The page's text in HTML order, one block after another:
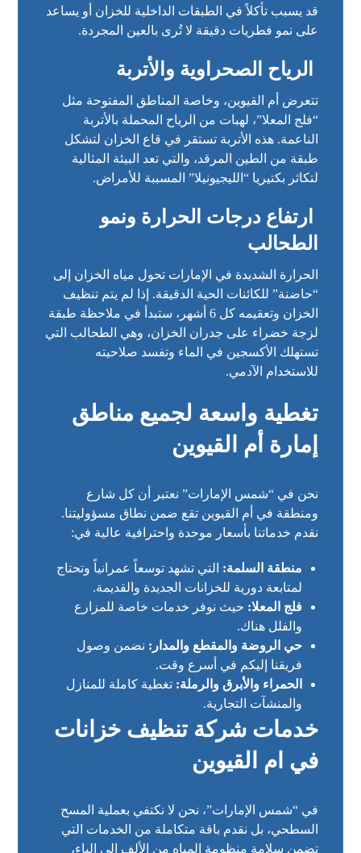
قد يسبب تأكلاً في الطبقات الداخلية للخزان أو يساعد
على نمو فطريات دقيقة لا تُرى بالعين المجردة.
الرياح الصحراوية والأتربة
تتعرض أم القيوين، وخاصة المناطق المفتوحة مثل
“فلج المعلا”، لهبات من الرياح المحملة بالأتربة
الناعمة. هذه الأتربة تستقر في قاع الخزان لتشكل
طبقة من الطين المرقد، والتي تعد البيئة المثالية
لتكاثر بكتيريا “الليجيونيلا” المسببة للأمراض.
ارتفاع درجات الحرارة ونمو
الطحالب
الحرارة الشديدة في الإمارات تحول مياه الخزان إلى
“حاضنة” للكائنات الحية الدقيقة. إذا لم يتم تنظيف
الخزان وتعقيمه كل 6 أشهر، ستبدأ في ملاحظة طبقة
لزجة خضراء على جدران الخزان، وهي الطحالب التي
تستهلك الأكسجين في الماء وتفسد صلاحيته
للاستخدام الآدمي.
تغطية واسعة لجميع مناطق
إمارة أم القيوين
نحن في “شمس الإمارات” نعتبر أن كل شارع
ومنطقة في أم القيوين تقع ضمن نطاق مسؤوليتنا.
نقدم خدماتنا بأسعار موحدة واحترافية عالية في:
منطقة السلمة: التي تشهد توسعاً عمرانياً وتحتاج
لمتابعة دورية للخزانات الجديدة والقديمة.
فلج المعلا: حيث نوفر خدمات خاصة للمزارع
والفلل هناك.
حي الروضة والمقطع والمدار: نضمن وصول
فريقنا إليكم في أسرع وقت.
الحمراء والأبرق والرملة: تغطية كاملة للمنازل
والمنشآت التجارية.
خدمات شركة تنظيف خزانات
في ام القيوين
في “شمس الإمارات”، نحن لا نكتفي بعملية المسح
السطحي، بل نقدم باقة متكاملة من الخدمات التي
تضمن سلامة منظومة المياه من الألف إلى الياء،